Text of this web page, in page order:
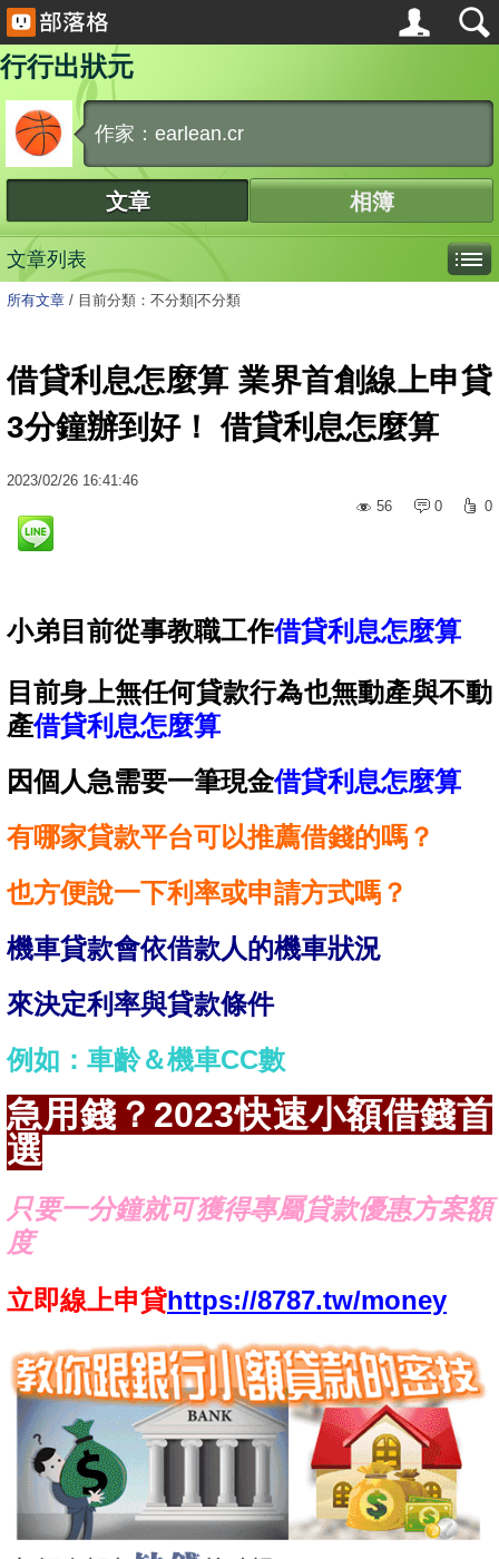
行行出狀元
作家：earlean.cr
文章 相簿
文章列表
所有文章 / 目前分類：不分類|不分類
借貸利息怎麼算 業界首創線上申貸
3分鐘辦到好！ 借貸利息怎麼算
2023/02/26 16:41:46
56
0 0
小弟目前從事教職工作借貸利息怎麼算
目前身上無任何貸款行為也無動產與不動
產借貸利息怎麼算
因個人急需要一筆現金借貸利息怎麼算
有哪家貸款平台可以推薦借錢的嗎？
也方便說一下利率或申請方式嗎？
機車貸款會依借款人的機車狀況
來決定利率與貸款條件
例如：車齡＆機車CC數
急用錢？2023快速小額借錢首
選
只要一分鐘就可獲得專屬貸款優惠方案額
度
立即線上申貸https://8787.tw/money